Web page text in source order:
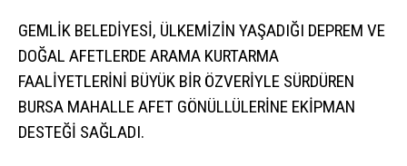
GEMLİK BELEDİYESİ, ÜLKEMİZİN YAŞADIĞI DEPREM VE
DOĞAL AFETLERDE ARAMA KURTARMA
FAALİYETLERİNİ BÜYÜK BİR ÖZVERİYLE SÜRDÜREN
BURSA MAHALLE AFET GÖNÜLLÜLERİNE EKİPMAN
DESTEĞİ SAĞLADI.